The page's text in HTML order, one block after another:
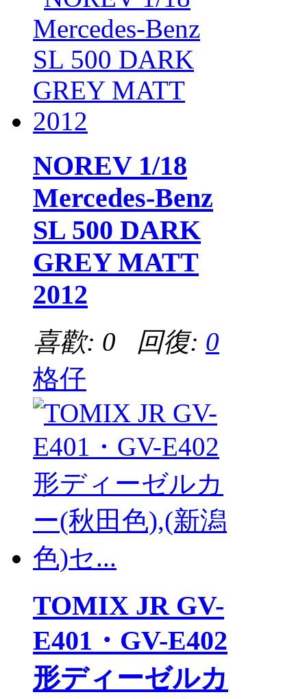
NOREV 1/18
Mercedes-Benz
SL 500 DARK
GREY MATT
2012
喜歡: 0 回復: 0
格仔
TOMIX JR GV-
E401・GV-E402
形ディーゼルカ